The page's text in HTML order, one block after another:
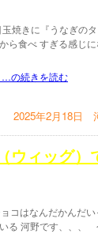
きに『うなぎのタ
ら食べ すぎる感じ
…の続きを読む
2025年2月18日
ウィッグ）
はなんだかんだい
る 河野です、、、